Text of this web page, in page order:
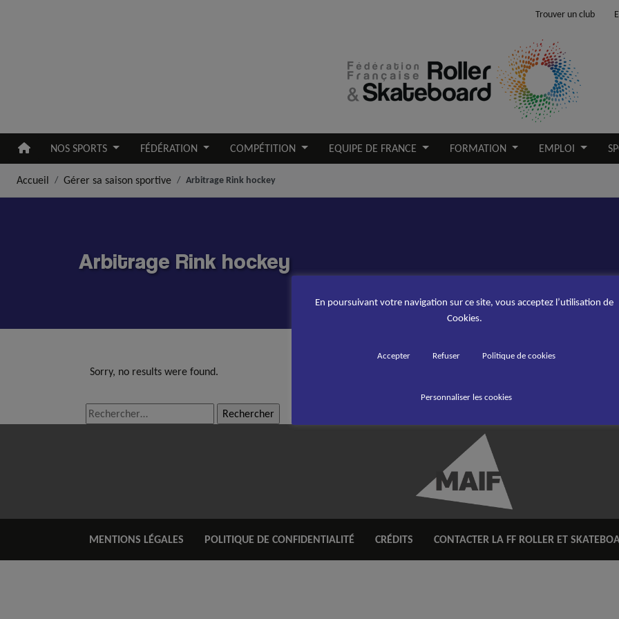
Trouver un club
NOS SPORTS FÉDÉRATION COMPÉTITION EQUIPE DE FRANCE FORMATION EMPLOI
Accueil Gérer sa saison sportive Arbitrage Rink hockey
Arbitrage Rink hockey
Sorry, no results were found.
Rechercher :
MENTIONS LÉGALES POLITIQUE DE CONFIDENTIALITÉ CRÉDITS CONTACTER LA FF ROLLER ET
En poursuivant votre navigation sur ce site, vous acceptez l’utilisation de
Cookies.
Accepter Refuser Politique de cookies
Personnaliser les cookies